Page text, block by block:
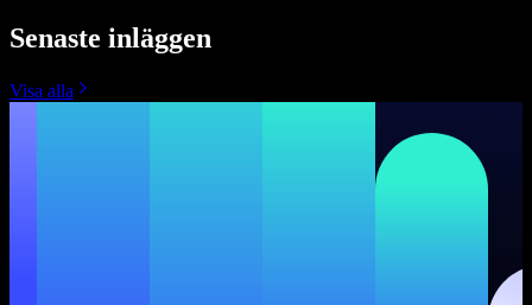
Senaste inläggen
Visa alla